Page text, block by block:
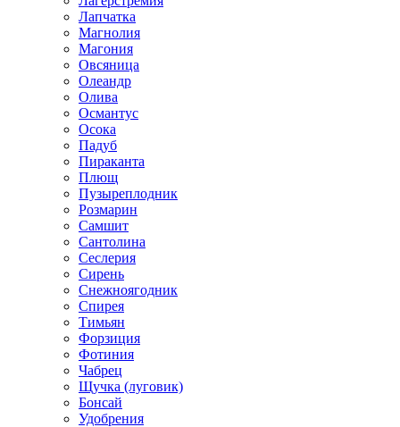
Лапчатка
Магнолия
Магония
Овсяница
Олеандр
Олива
Османтус
Осока
Падуб
Пираканта
Плющ
Пузыреплодник
Розмарин
Самшит
Сантолина
Сеслерия
Сирень
Снежноягодник
Спирея
Тимьян
Форзиция
Фотиния
Чабрец
Щучка (луговик)
Бонсай
Удобрения